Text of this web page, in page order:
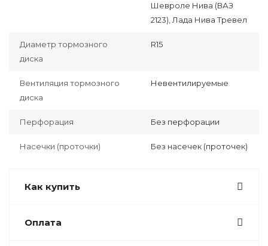
Шевроле Нива (ВАЗ
2123), Лада Нива Тревел
Диаметр тормозного
диска
R15
Вентиляция тормозного
диска
Невентилируемые
Перфорация Без перфорации
Насечки (проточки) Без насечек (проточек)
Как купить
Оплата